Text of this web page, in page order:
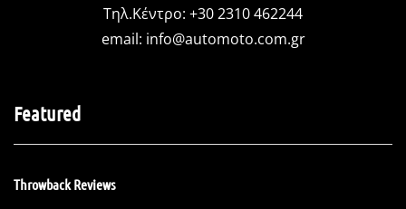
Τηλ.Κέντρο: +30 2310 462244
email: info@automoto.com.gr
Featured
Throwback Reviews